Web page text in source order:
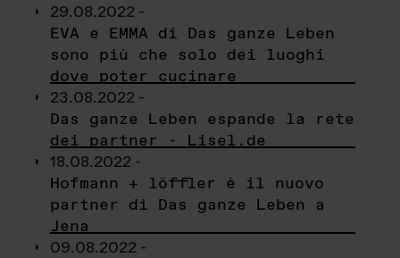
29.08.2022 -
EVA e EMMA di Das ganze Leben
sono più che solo dei luoghi
dove poter cucinare
23.08.2022 -
Das ganze Leben espande la rete
dei partner - Lisel.de
18.08.2022 -
Hofmann + löffler è il nuovo
partner di Das ganze Leben a
Jena
09.08.2022 -